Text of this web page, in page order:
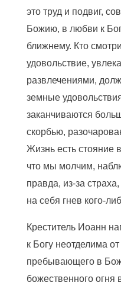
это труд и подвиг,
Божию, в любви к
ближнему. Кто
удовольствие,
развлечениями,
земные
заканчиваются
скорбью,
Жизнь есть стояние
что мы молчим,
правда, из-за
на себя гнев кого-
Креститель Иоанн
к Богу неотделима
пребывающего в
божественного огня